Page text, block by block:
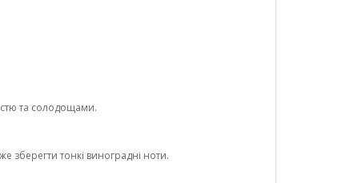
та солодощами.
тонкі виноградні ноти.